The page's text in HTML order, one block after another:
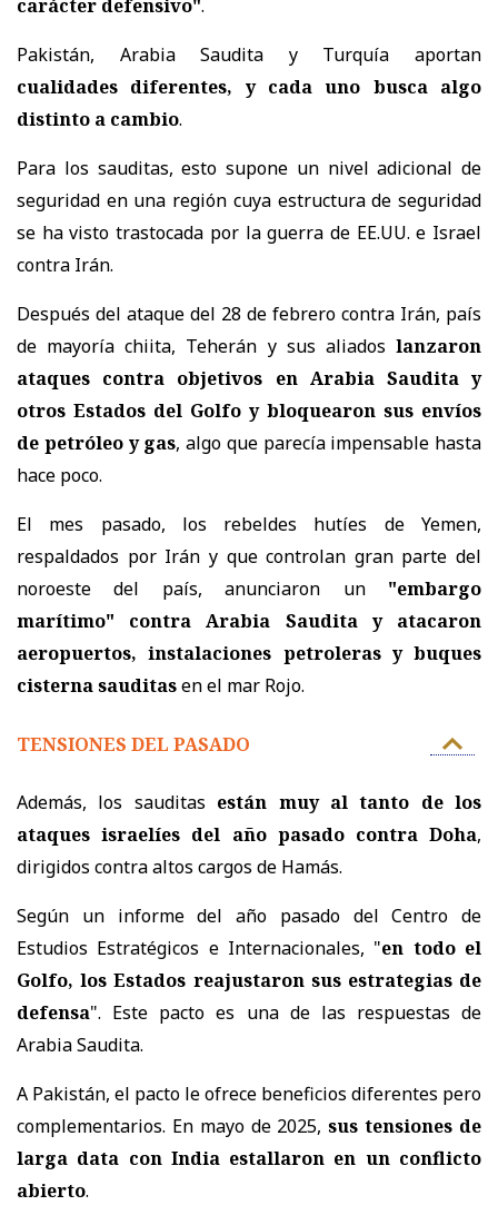
carácter defensivo".
Pakistán, Arabia Saudita y Turquía aportan
cualidades diferentes, y cada uno busca algo
distinto a cambio.
Para los sauditas, esto supone un nivel adicional de
seguridad en una región cuya estructura de seguridad
se ha visto trastocada por la guerra de EE.UU. e Israel
contra Irán.
Después del ataque del 28 de febrero contra Irán, país
de mayoría chiita, Teherán y sus aliados lanzaron
ataques contra objetivos en Arabia Saudita y
otros Estados del Golfo y bloquearon sus envíos
de petróleo y gas, algo que parecía impensable hasta
hace poco.
El mes pasado, los rebeldes hutíes de Yemen,
respaldados por Irán y que controlan gran parte del
noroeste del país, anunciaron un"embargo
marítimo" contra Arabia Saudita y atacaron
aeropuertos, instalaciones petroleras y buques
cisterna sauditasen el mar Rojo.
TENSIONES DEL PASADO
Además, los sauditas están muy al tanto de los
ataques israelíes del año pasado contra Doha,
dirigidos contra altos cargos de Hamás.
Según un informe del año pasado del Centro de
Estudios Estratégicos e Internacionales, "en todo el
Golfo, los Estados reajustaron sus estrategias de
defensa". Este pacto es una de las respuestas de
Arabia Saudita.
A Pakistán, el pacto le ofrece beneficios diferentes pero
complementarios. En mayo de 2025,sus tensiones de
larga data con India estallaron en un conflicto
abierto.